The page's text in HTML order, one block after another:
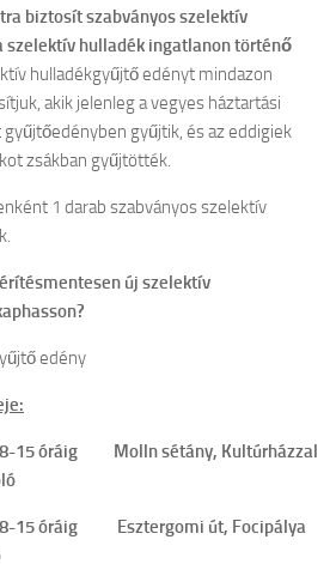
biztosít szabványos szelektív
szelektív hulladék ingatlanon történő
hulladékgyűjtő edényt mindazon
akik jelenleg a vegyes háztartási
gyűjtik, és az eddigiek
zsákban gyűjtötték.
1 darab szabványos szelektív
új szelektív
edény
15 óráig Molln sétány, Kultúrházzal
15 óráig Esztergomi út, Focipálya